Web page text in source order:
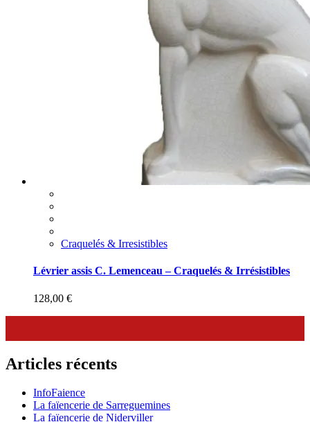
Craquelés & Irresistibles
Lévrier assis C. Lemenceau – Craquelés & Irrésistibles
128,00 €
Articles récents
InfoFaience
La faïencerie de Sarreguemines
La faïencerie de Niderviller